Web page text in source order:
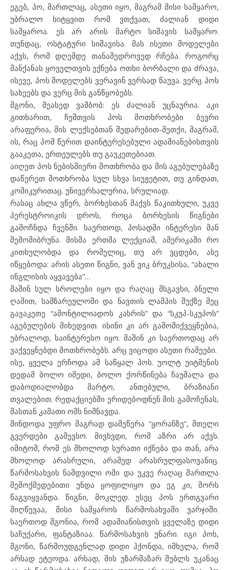
ეგებ, პო, მართლაც, ასეთი იყო, მაგრამ მისი სამყარო,
უბრალო სიტყვით რომ ვთქვათ, ძალიან დიდი
სამყაროა. ეს არ არის მარტო სიშავის სამყარო.
თუნდაც, ოსტატური სიშავისა. მას ისეთი მოდელები
აქვს, რომ დღემდე თანამედროვედ რჩება. როგორც
მანქანას ყოველთვის ექნება ოთხი ბორბალი და ძრავა,
ისევე, პოს მოდელებს ვერავინ ვერსად წაუვა. ვერც პოს
სახეებს და ვერც მის განწყობებს.
მგონი, მეასედ ვამბობ: ეს ძალიან უცნაურია. აკი
გითხარით, ჩემთვის პოს მოთხრობები ბევრი
არაფერია, მის ლექსებთან შედარებით-მეთქი, მაგრამ,
ის, რაც პომ წერით დაინტერესებული ადამიანებისთვის
გააკეთა, ერთეულებს თუ გაუკეთებიათ.
აიღეთ პოს ნებისმიერი მოთხრობა და მის აგებულებაზე
დაწერეთ მოთხრობა სულ სხვა სიუჟეტით, თუ გინდათ,
კომიკურითაც. უნივერსალურია, სრულიად.
რასაც ახლა ვწერ, ბორხესთან მაქვს წაკითხული, უკვე
პერესტროიკის დროს, როცა ბორხესის წიგნები
გამოჩნდა ჩვენში. საერთოდ, პოსადმი ინტერესი მან
შემომიბრუნა. მისმა ერთმა ლექციამ, ამერიკაში რო
კითხულობდა და რომელიც, თუ არ ვცდები, ასე
იწყებოდა: არის ასეთი წიგნი, ვან ვიკ ბრუკსისა, “ახალი
ინგლისის აყვავება”…
მაშინ სულ სროლები იყო და რაღაც მსგავსი, ბნელი
ღამით, სამზარეულოში და ნავთის ლამპის შუქზე მეც
გავაკეთე “ამონტილიადოს კასრის” და “სკუპ-სკუპოს”
აგებულების მიხედვით. ისინი კი არ გამომიქვეყნებია,
უბრალოდ, საინტერესო იყო. მაშინ კი საერთოდაც არ
ვაქვეყნებდი მოთხრობებს. არც ვიცოდი ასეთი რამეები.
ისე, ყველა ერჩოდა ამ საწყალ პოს. უოლტ უიტმენის
დედამ ბოლო იმედი, ბოლო ქორწინება ჩაუშალა და
დაბოდიალობდა მარტო, ანთებული, ბრაზიანი
თვალებით. რედაქციებში ერიდებოდნენ მის გამოჩენას,
მასთან კამათი ომს ნიშნავდა.
მინდოდა უფრო მაგრად დამეწერა “ყორანზე”, მთელი
გვერდები გამევსო. მივხვდი, რომ აზრი არ აქვს.
იმიტომ, რომ ეს მხოლოდ სურათი იქნება და თან, არა
მხოლოდ არასრული, არამედ არასრულფასოვანიც.
წარმოსახვის ნამდვილი ომი და უკვე რაღაც მართლა
შემოქმედებითი უნდა ყოფილიყო და ეგ კი, შორს
წაგვიყვანდა. წიგნი, მოკლედ. ესეც პოს ერთგვარი
მიღწევაა, მისი სამყაროს წარმოსახვაში ვარჯიში.
საერთოდ მგონია, რომ ადამიანისთვის ყველაზე დიდი
საჩუქარი, ფანტაზიაა. წარმოსახვის უნარი. იგი პოს,
მგონი, წარმოუდგენლად დიდი ჰქონდა, იმხელა, რომ
არსად ეტეოდა. არსად, მის უზარმაზარ შუბლს უკანაც